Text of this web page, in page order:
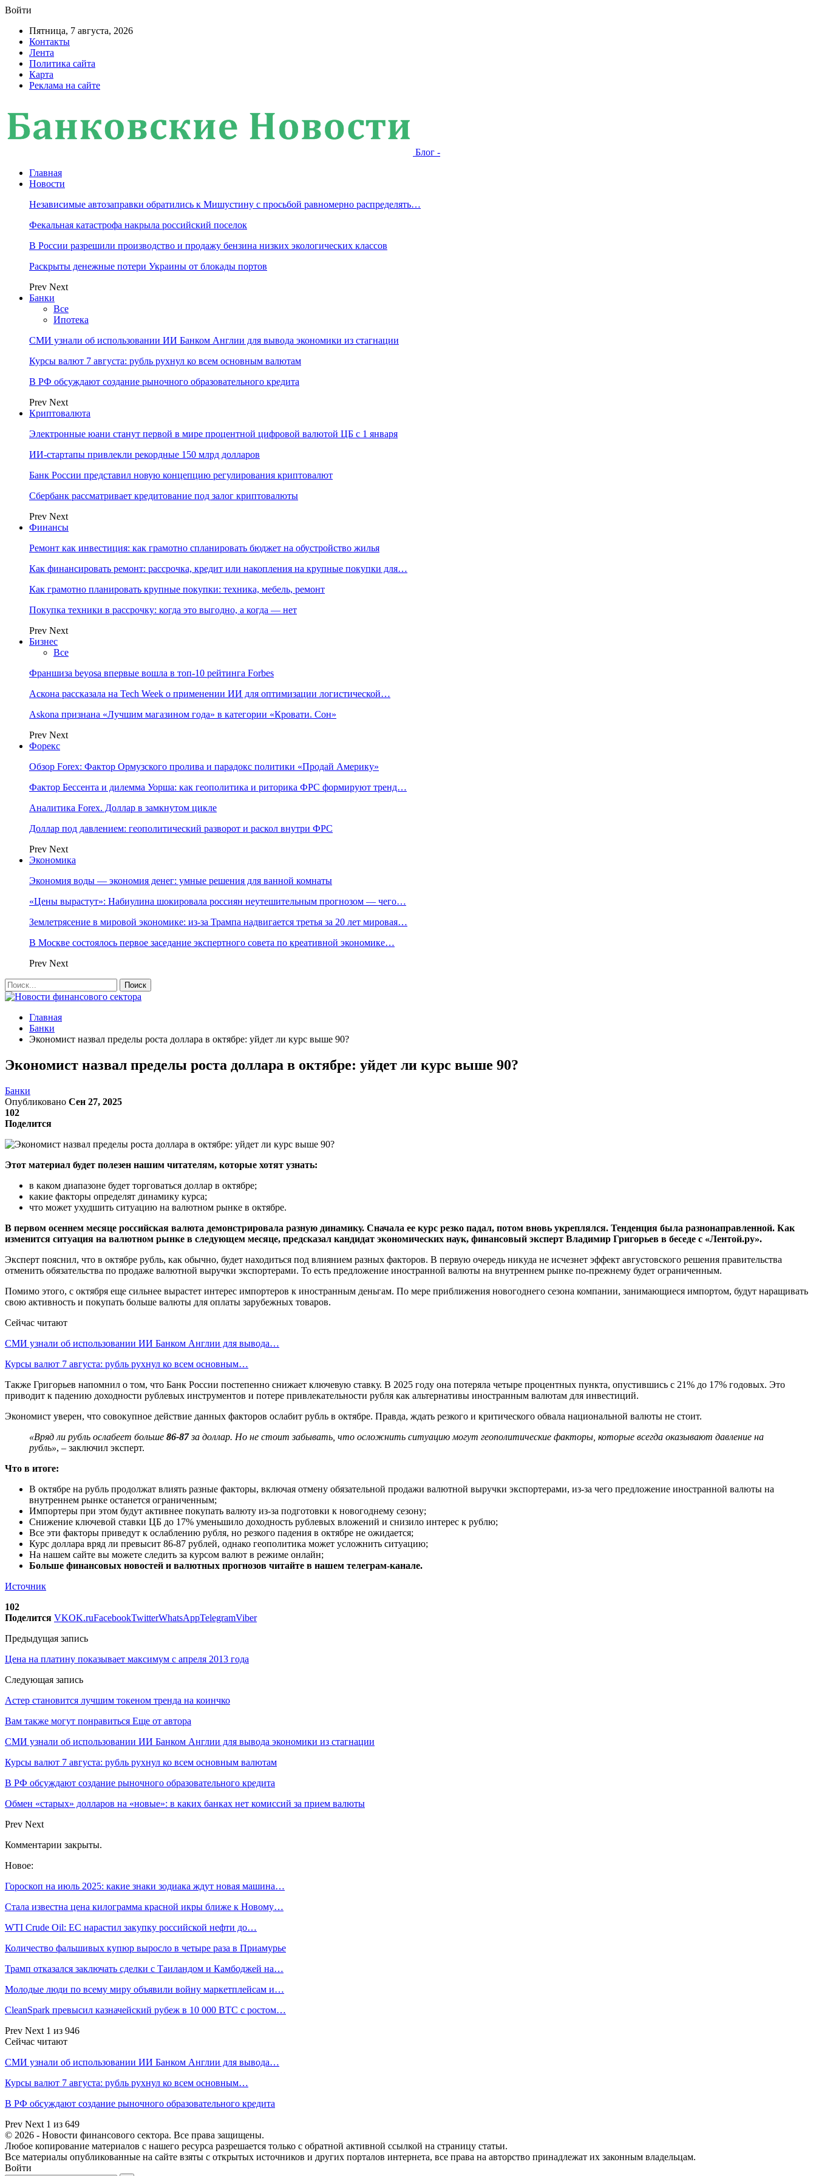
Войти
Пятница, 7 августа, 2026
Контакты
Лента
Политика сайта
Карта
Реклама на сайте
Блог -
Главная
Новости
Независимые автозаправки обратились к Мишустину с просьбой равномерно распределять…
Фекальная катастрофа накрыла российский поселок
В России разрешили производство и продажу бензина низких экологических классов
Раскрыты денежные потери Украины от блокады портов
Prev Next
Банки
Все
Ипотека
СМИ узнали об использовании ИИ Банком Англии для вывода экономики из стагнации
Курсы валют 7 августа: рубль рухнул ко всем основным валютам
В РФ обсуждают создание рыночного образовательного кредита
Prev Next
Криптовалюта
Электронные юани станут первой в мире процентной цифровой валютой ЦБ с 1 января
ИИ-стартапы привлекли рекордные 150 млрд долларов
Банк России представил новую концепцию регулирования криптовалют
Сбербанк рассматривает кредитование под залог криптовалюты
Prev Next
Финансы
Ремонт как инвестиция: как грамотно спланировать бюджет на обустройство жилья
Как финансировать ремонт: рассрочка, кредит или накопления на крупные покупки для…
Как грамотно планировать крупные покупки: техника, мебель, ремонт
Покупка техники в рассрочку: когда это выгодно, а когда — нет
Prev Next
Бизнес
Все
Франшиза beyosa впервые вошла в топ-10 рейтинга Forbes
Аскона рассказала на Tech Week о применении ИИ для оптимизации логистической…
Askona признана «Лучшим магазином года» в категории «Кровати. Сон»
Prev Next
Форекс
Обзор Forex: Фактор Ормузского пролива и парадокс политики «Продай Америку»
Фактор Бессента и дилемма Уорша: как геополитика и риторика ФРС формируют тренд…
Аналитика Forex. Доллар в замкнутом цикле
Доллар под давлением: геополитический разворот и раскол внутри ФРС
Prev Next
Экономика
Экономия воды — экономия денег: умные решения для ванной комнаты
«Цены вырастут»: Набиулина шокировала россиян неутешительным прогнозом — чего…
Землетрясение в мировой экономике: из-за Трампа надвигается третья за 20 лет мировая…
В Москве состоялось первое заседание экспертного совета по креативной экономике…
Prev Next
Главная
Банки
Экономист назвал пределы роста доллара в октябре: уйдет ли курс выше 90?
Экономист назвал пределы роста доллара в октябре: уйдет ли курс выше 90?
Банки
Опубликовано Сен 27, 2025
102
Поделится
Этот материал будет полезен нашим читателям, которые хотят узнать:
в каком диапазоне будет торговаться доллар в октябре;
какие факторы определят динамику курса;
что может ухудшить ситуацию на валютном рынке в октябре.
В первом осеннем месяце российская валюта демонстрировала разную динамику. Сначала ее курс резко падал, потом вновь укреплялся. Тенденция была разнонаправленной. Как
изменится ситуация на валютном рынке в следующем месяце, предсказал кандидат экономических наук, финансовый эксперт Владимир Григорьев в беседе с «Лентой.ру».
Эксперт пояснил, что в октябре рубль, как обычно, будет находиться под влиянием разных факторов. В первую очередь никуда не исчезнет эффект августовского решения правительства
отменить обязательства по продаже валютной выручки экспортерами. То есть предложение иностранной валюты на внутреннем рынке по-прежнему будет ограниченным.
Помимо этого, с октября еще сильнее вырастет интерес импортеров к иностранным деньгам. По мере приближения новогоднего сезона компании, занимающиеся импортом, будут наращивать
свою активность и покупать больше валюты для оплаты зарубежных товаров.
Сейчас читают
СМИ узнали об использовании ИИ Банком Англии для вывода…
Курсы валют 7 августа: рубль рухнул ко всем основным…
Также Григорьев напомнил о том, что Банк России постепенно снижает ключевую ставку. В 2025 году она потеряла четыре процентных пункта, опустившись с 21% до 17% годовых. Это
приводит к падению доходности рублевых инструментов и потере привлекательности рубля как альтернативы иностранным валютам для инвестиций.
Экономист уверен, что совокупное действие данных факторов ослабит рубль в октябре. Правда, ждать резкого и критического обвала национальной валюты не стоит.
«Вряд ли рубль ослабеет больше 86-87за доллар. Но не стоит забывать, что осложнить ситуацию могут геополитические факторы, которые всегда оказывают давление на
рубль», – заключил эксперт.
Что в итоге:
В октябре на рубль продолжат влиять разные факторы, включая отмену обязательной продажи валютной выручки экспортерами, из-за чего предложение иностранной валюты на
внутреннем рынке останется ограниченным;
Импортеры при этом будут активнее покупать валюту из-за подготовки к новогоднему сезону;
Снижение ключевой ставки ЦБ до 17% уменьшило доходность рублевых вложений и снизило интерес к рублю;
Все эти факторы приведут к ослаблению рубля, но резкого падения в октябре не ожидается;
Курс доллара вряд ли превысит 86-87 рублей, однако геополитика может усложнить ситуацию;
На нашем сайте вы можете следить за курсом валют в режиме онлайн;
Больше финансовых новостей и валютных прогнозов читайте в нашем телеграм-канале.
Источник
102
Поделится VKOK.ruFacebookTwitterWhatsAppTelegramViber
Предыдущая запись
Цена на платину показывает максимум с апреля 2013 года
Следующая запись
Астер становится лучшим токеном тренда на коинчко
Вам также могут понравиться Еще от автора
СМИ узнали об использовании ИИ Банком Англии для вывода экономики из стагнации
Курсы валют 7 августа: рубль рухнул ко всем основным валютам
В РФ обсуждают создание рыночного образовательного кредита
Обмен «старых» долларов на «новые»: в каких банках нет комиссий за прием валюты
Prev Next
Комментарии закрыты.
Новое:
Гороскоп на июль 2025: какие знаки зодиака ждут новая машина…
Стала известна цена килограмма красной икры ближе к Новому…
WTI Crude Oil: ЕС нарастил закупку российской нефти до…
Количество фальшивых купюр выросло в четыре раза в Приамурье
Трамп отказался заключать сделки с Таиландом и Камбоджей на…
Молодые люди по всему миру объявили войну маркетплейсам и…
CleanSpark превысил казначейский рубеж в 10 000 BTC с ростом…
Prev Next 1 из 946
Сейчас читают
СМИ узнали об использовании ИИ Банком Англии для вывода…
Курсы валют 7 августа: рубль рухнул ко всем основным…
В РФ обсуждают создание рыночного образовательного кредита
Prev Next 1 из 649
© 2026 - Новости финансового сектора. Все права защищены.
Любое копирование материалов с нашего ресурса разрешается только с обратной активной ссылкой на страницу статьи.
Все материалы опубликованные на сайте взяты с открытых источников и других порталов интернета, все права на авторство принадлежат их законным владельцам.
Войти